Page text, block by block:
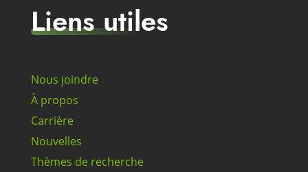
Liens utiles
Nous joindre
À propos
Carrière
Nouvelles
Thèmes de recherche